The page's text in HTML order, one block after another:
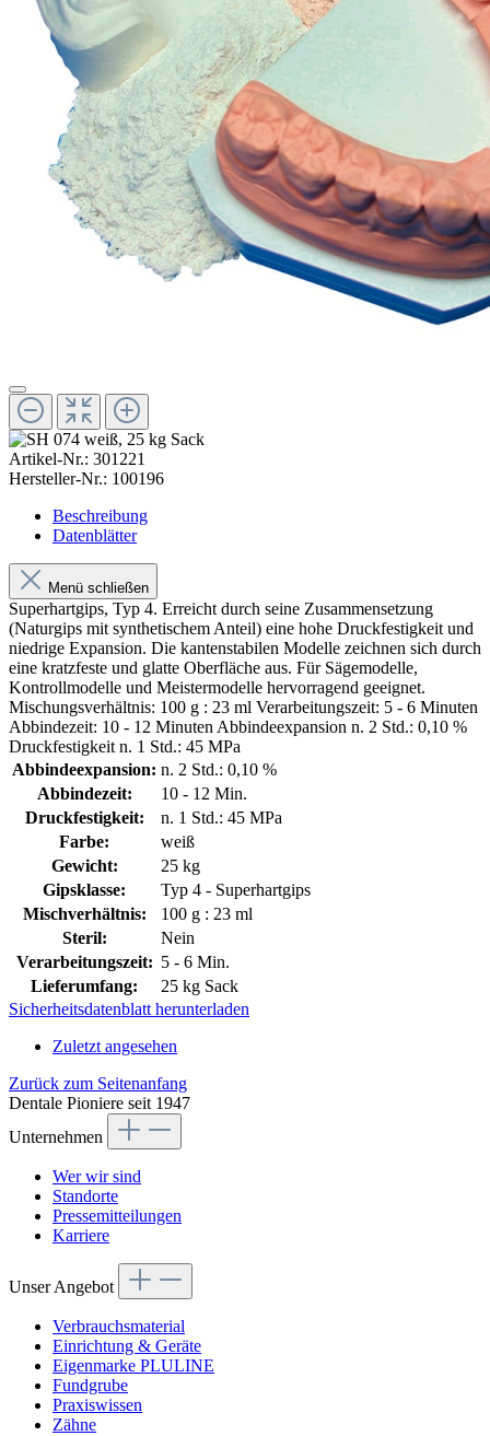
Artikel-Nr.: 301221
Hersteller-Nr.: 100196
Beschreibung
Datenblätter
Menü schließen
Superhartgips, Typ 4. Erreicht durch seine Zusammensetzung
(Naturgips mit synthetischem Anteil) eine hohe Druckfestigkeit und
niedrige Expansion. Die kantenstabilen Modelle zeichnen sich durch
eine kratzfeste und glatte Oberfläche aus. Für Sägemodelle,
Kontrollmodelle und Meistermodelle hervorragend geeignet.
Mischungsverhältnis: 100 g : 23 ml Verarbeitungszeit: 5 - 6 Minuten
Abbindezeit: 10 - 12 Minuten Abbindeexpansion n. 2 Std.: 0,10 %
Druckfestigkeit n. 1 Std.: 45 MPa
Abbindeexpansion: n. 2 Std.: 0,10 %
Abbindezeit:
10 - 12 Min.
Druckfestigkeit:
n. 1 Std.: 45 MPa
Farbe:
weiß
Gewicht:
25 kg
Gipsklasse:
Typ 4 - Superhartgips
Mischverhältnis:
100 g : 23 ml
Steril:
Nein
Verarbeitungszeit: 5 - 6 Min.
Lieferumfang:
25 kg Sack
Sicherheitsdatenblatt herunterladen
Zuletzt angesehen
Zurück zum Seitenanfang
Dentale Pioniere seit 1947
Unternehmen
Wer wir sind
Standorte
Pressemitteilungen
Karriere
Unser Angebot
Verbrauchsmaterial
Einrichtung & Geräte
Eigenmarke PLULINE
Fundgrube
Praxiswissen
Zähne